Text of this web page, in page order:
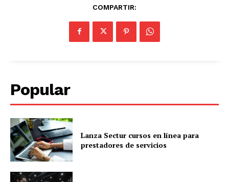
COMPARTIR:
Popular
Lanza Sectur cursos en línea para
prestadores de servicios